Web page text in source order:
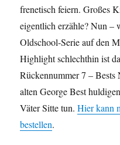
frenetisch feiern. Großes
eigentlich erzähle? Nun –
Oldschool-Serie auf den
Highlight schlechthin ist
Rückennummer 7 –
alten George Best
Väter Sitte tun.Hier kann
bestellen.